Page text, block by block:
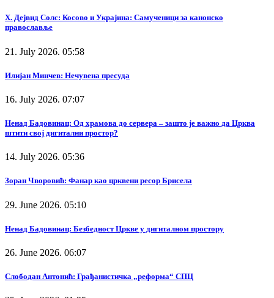
Х. Дејвид Солс: Косово и Украјина: Самученици за канонско
православље
21. July 2026. 05:58
Илијан Минчев: Нечувена пресуда
16. July 2026. 07:07
Ненад Бадовинац: Од храмова до сервера – зашто је важно да Црква
штити свој дигитални простор?
14. July 2026. 05:36
Зоран Чворовић: Фанар као црквени ресор Брисела
29. June 2026. 05:10
Ненад Бадовинац: Безбедност Цркве у дигиталном простору
26. June 2026. 06:07
Слободан Антонић: Грађанистичка „реформа“ СПЦ